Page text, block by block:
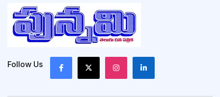
Follow Us